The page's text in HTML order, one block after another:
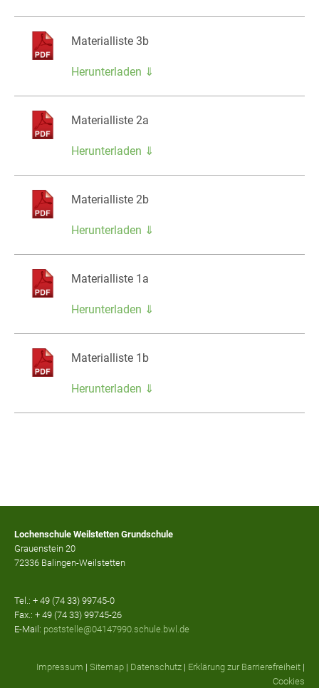
Materialliste 3b
Herunterladen ⇓
Materialliste 2a
Herunterladen ⇓
Materialliste 2b
Herunterladen ⇓
Materialliste 1a
Herunterladen ⇓
Materialliste 1b
Herunterladen ⇓
Lochenschule Weilstetten Grundschule
Grauenstein 20
72336 Balingen-Weilstetten
Tel.: + 49 (74 33) 99745-0
Fax.: + 49 (74 33) 99745-26
E-Mail: poststelle@04147990.schule.bwl.de
Impressum | Sitemap | Datenschutz | Erklärung zur Barrierefreiheit |
Cookies